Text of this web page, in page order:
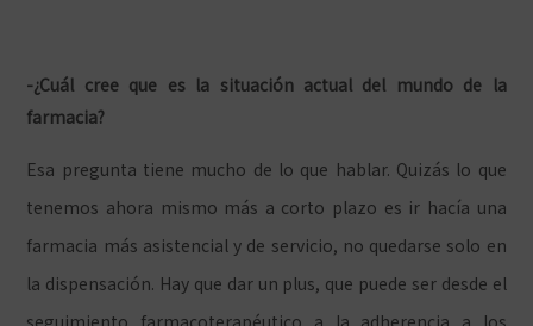
-¿Cuál cree que es la situación actual del mundo de la
farmacia?
Esa pregunta tiene mucho de lo que hablar. Quizás lo que
tenemos ahora mismo más a corto plazo es ir hacía una
farmacia más asistencial y de servicio, no quedarse solo en
la dispensación. Hay que dar un plus, que puede ser desde el